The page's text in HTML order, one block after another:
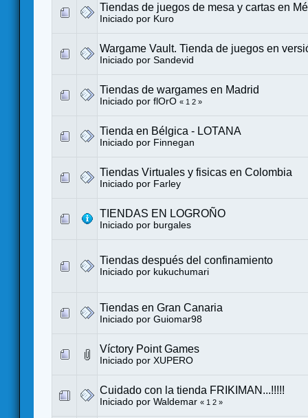
Tiendas de juegos de mesa y cartas en
Iniciado por Kuro
Wargame Vault. Tienda de juegos en
Iniciado por Sandevid
Tiendas de wargames en Madrid
Iniciado por flOrO « 1 2 »
Tienda en Bélgica - LOTANA
Iniciado por Finnegan
Tiendas Virtuales y fisicas en Colombia
Iniciado por Farley
TIENDAS EN LOGROÑO
Iniciado por burgales
Tiendas después del confinamiento
Iniciado por kukuchumari
Tiendas en Gran Canaria
Iniciado por Guiomar98
Víctory Point Games
Iniciado por XUPERO
Cuidado con la tienda FRIKIMAN...!!!!!
Iniciado por Waldemar « 1 2 »